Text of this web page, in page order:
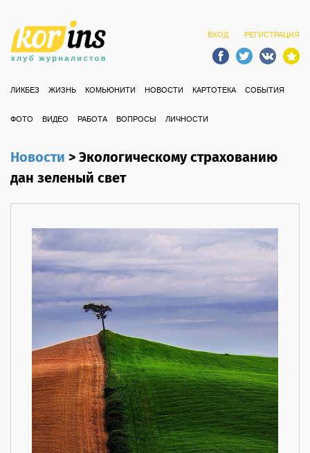
ВХОД РЕГИСТРАЦИЯ
ЛИКБЕЗ ЖИЗНЬ КОМЬЮНИТИ НОВОСТИ КАРТОТЕКА СОБЫТИЯ
ФОТО ВИДЕО РАБОТА ВОПРОСЫ ЛИЧНОСТИ
Новости>Экологическому страхованию
дан зеленый свет